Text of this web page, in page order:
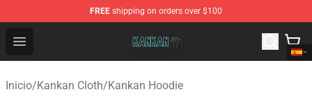
FREE shipping on orders over $100
Open menu
Kankan Store - Official Kankan Merchandise Shop
Inicio/Kankan Cloth/Kankan Hoodie